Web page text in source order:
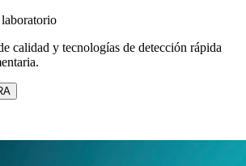
calidad y tecnologías de detección rápida